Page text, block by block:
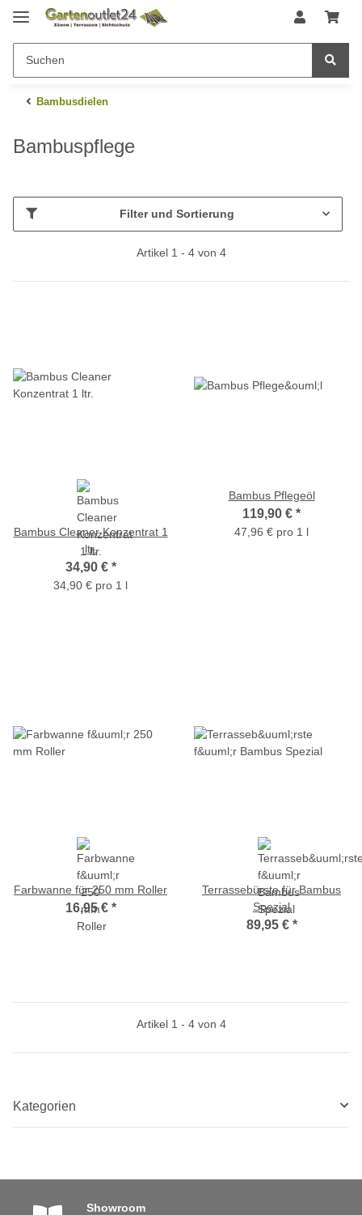
Bambusdielen
Bambuspflege
Filter und Sortierung
Artikel 1 - 4 von 4
Bambus Cleaner Konzentrat 1
ltr.
34,90 € *
34,90 € pro 1 l
Bambus Pflegeöl
119,90 € *
47,96 € pro 1 l
Farbwanne für 250 mm Roller
16,95 € *
Terrassebürste für Bambus
Spezial
89,95 € *
Artikel 1 - 4 von 4
Kategorien
Showroom